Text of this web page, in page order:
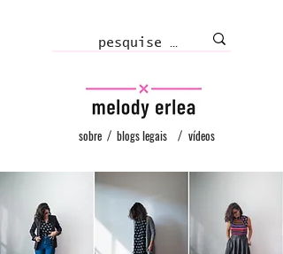
sobre / blogs legais / vídeos